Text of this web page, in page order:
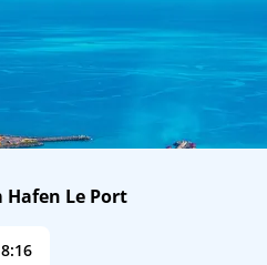
Le Port